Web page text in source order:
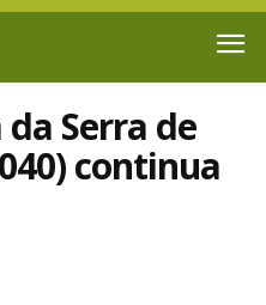
Serra de
continua